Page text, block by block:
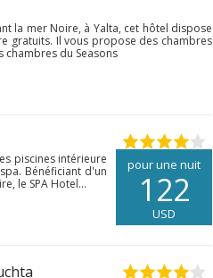
la mer Noire, à Yalta, cet hôtel dispose
gratuits. Il vous propose des chambres
chambres du Seasons
pour une nuit
122
USD
piscines intérieure
Bénéficiant d'un
le SPA Hotel...